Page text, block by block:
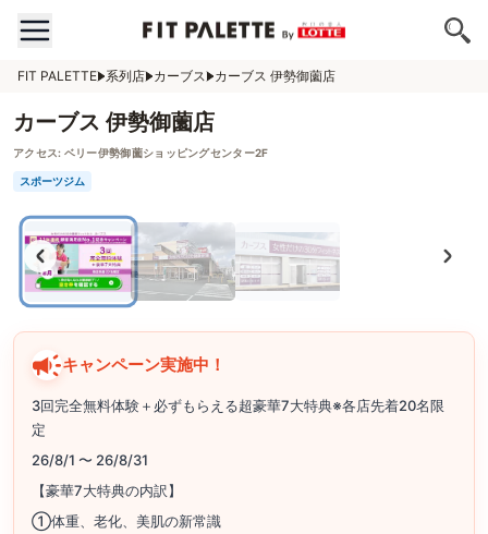
FIT PALETTE 系列店 カーブス カーブス 伊勢御薗店
カーブス 伊勢御薗店
アクセス: ベリー伊勢御薗ショッピングセンター2F
スポーツジム
キャンペーン実施中！
3回完全無料体験＋必ずもらえる超豪華7大特典※各店先着20名限
定
26/8/1 〜 26/8/31
【豪華7大特典の内訳】
①体重、老化、美肌の新常識